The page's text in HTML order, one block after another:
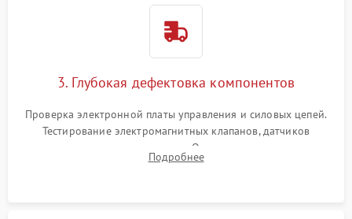
3. Глубокая дефектовка компонентов
Проверка электронной платы управления и силовых цепей.
Тестирование электромагнитных клапанов, датчиков
температуры и расходомера. Оценка степени износа
жерновов кофемолки, уплотнительных колец гидросистемы
Подробнее